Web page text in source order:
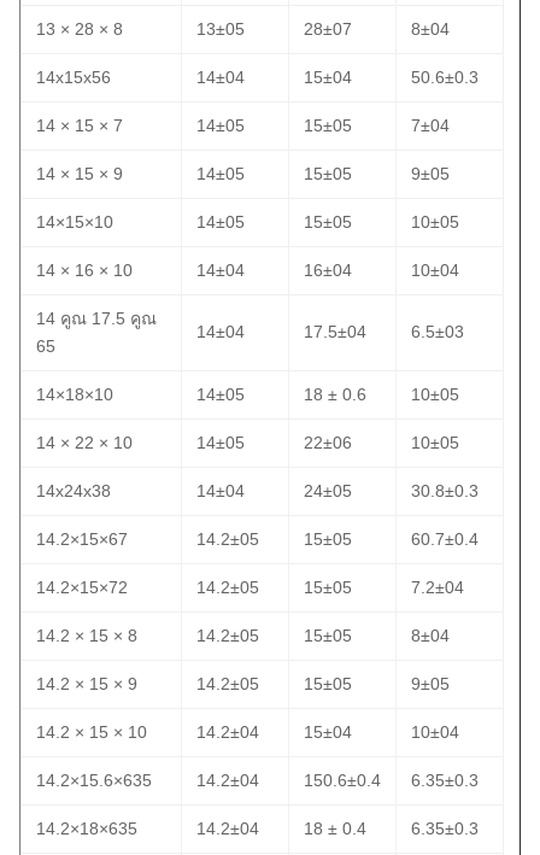
13 × 28 × 8 13±05 28±07 8±04
14x15x56 14±04 15±04 50.6±0.3
14 × 15 × 7 14±05 15±05 7±04
14 × 15 × 9 14±05 15±05 9±05
14×15×10 14±05 15±05 10±05
14 × 16 × 10 14±04 16±04 10±04
14 คูณ 17.5 คูณ
65
14±04 17.5±04 6.5±03
14×18×10 14±05 18 ± 0.6 10±05
14 × 22 × 10 14±05 22±06 10±05
14x24x38 14±04 24±05 30.8±0.3
14.2×15×67 14.2±05 15±05 60.7±0.4
14.2×15×72 14.2±05 15±05 7.2±04
14.2 × 15 × 8 14.2±05 15±05 8±04
14.2 × 15 × 9 14.2±05 15±05 9±05
14.2 × 15 × 10 14.2±04 15±04 10±04
14.2×15.6×635 14.2±04 150.6±0.4 6.35±0.3
14.2×18×635 14.2±04 18 ± 0.4 6.35±0.3